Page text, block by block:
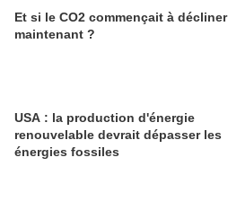
Et si le CO2 commençait à décliner
maintenant ?
USA : la production d'énergie
renouvelable devrait dépasser les
énergies fossiles